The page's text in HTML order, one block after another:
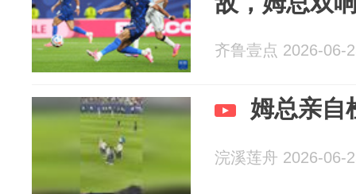
齐鲁壹点 2026-06-
姆总亲自
浣溪莲舟 2026-06-